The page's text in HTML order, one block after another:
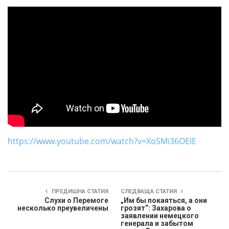
https://www.youtube.com/watch?v=XoSMi36OEIE
ПРЕДИШНА СТАТИЯ
Слухи о Перемоге
несколько преувеличены
СЛЕДВАЩА СТАТИЯ
„Им бы покаяться, а они
грозят“: Захарова о
заявлении немецкого
генерала и забытом